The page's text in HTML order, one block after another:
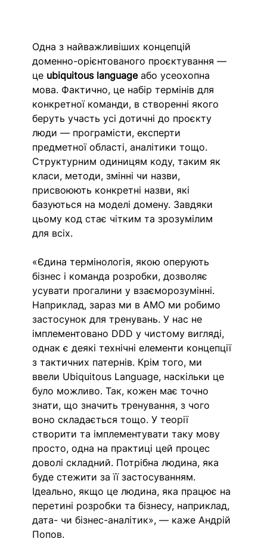
Одна з найважливіших концепцій
доменно-орієнтованого проєктування —
це ubiquitous language або усеохопна
мова. Фактично, це набір термінів для
конкретної команди, в створенні якого
беруть участь усі дотичні до проєкту
люди — програмісти, експерти
предметної області, аналітики тощо.
Структурним одиницям коду, таким як
класи, методи, змінні чи назви,
присвоюють конкретні назви, які
базуються на моделі домену. Завдяки
цьому код стає чітким та зрозумілим
для всіх.
«Єдина термінологія, якою оперують
бізнес і команда розробки, дозволяє
усувати прогалини у взаєморозумінні.
Наприклад, зараз ми в AMO ми робимо
застосунок для тренувань. У нас не
імплементовано DDD у чистому вигляді,
однак є деякі технічні елементи концепції
з тактичних патернів. Крім того, ми
ввели Ubiquitous Language, наскільки це
було можливо. Так, кожен має точно
знати, що значить тренування, з чого
воно складається тощо. У теорії
створити та імплементувати таку мову
просто, одна на практиці цей процес
доволі складний. Потрібна людина, яка
буде стежити за її застосуванням.
Ідеально, якщо це людина, яка працює на
перетині розробки та бізнесу, наприклад,
дата- чи бізнес-аналітик», — каже Андрій
Попов.